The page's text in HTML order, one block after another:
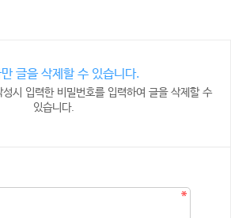
글을 삭제할 수 있습니다.
시 입력한 비밀번호를 입력하여 글을 삭제할 수
있습니다.